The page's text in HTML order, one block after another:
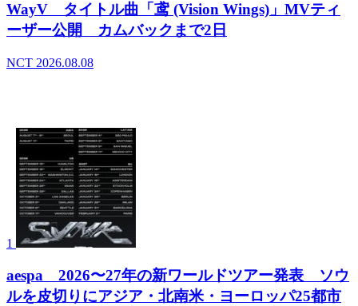
WayV タイトル曲「鸢 (Vision Wings)」MVティ
ーザー公開 カムバックまで2日
NCT 2026.08.08
1
aespa 2026〜27年の新ワールドツアー発表 ソウ
ルを皮切りにアジア・北南米・ヨーロッパ25都市